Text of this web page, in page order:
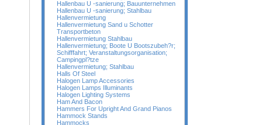
Hallenbau U -sanierung; Bauunternehmen
Hallenbau U -sanierung; Stahlbau
Hallenvermietung
Hallenvermietung Sand u Schotter
Transportbeton
Hallenvermietung Stahlbau
Hallenvermietung; Boote U Bootszubeh?r;
Schifffahrt; Veranstaltungsorganisation;
Campingpl?tze
Hallenvermietung; Stahlbau
Halls Of Steel
Halogen Lamp Accessories
Halogen Lamps Illuminants
Halogen Lighting Systems
Ham And Bacon
Hammers For Upright And Grand Pianos
Hammock Stands
Hammocks